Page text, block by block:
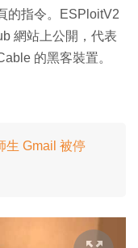
的指令。ESPloitV2
網站上公開，代表
的黑客裝置。
生 Gmail 被停